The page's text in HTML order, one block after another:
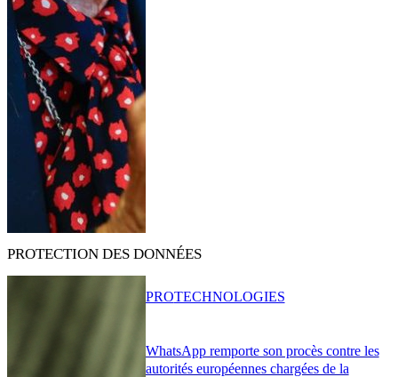
PROTECTION DES DONNÉES
WhatsApp remporte son procès contre les
autorités européennes chargées de la
PROTECHNOLOGIES